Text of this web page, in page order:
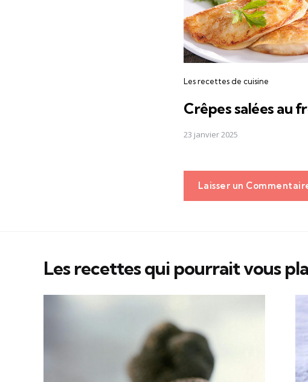
Les recettes de cuisine
Crêpes salées au
23 janvier 2025
Laisser un
Les recettes qui pourrait vous